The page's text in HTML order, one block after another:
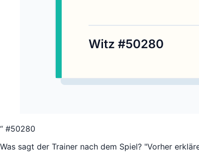
“ #50280
Was sagt der Trainer nach dem Spiel? "Vorher